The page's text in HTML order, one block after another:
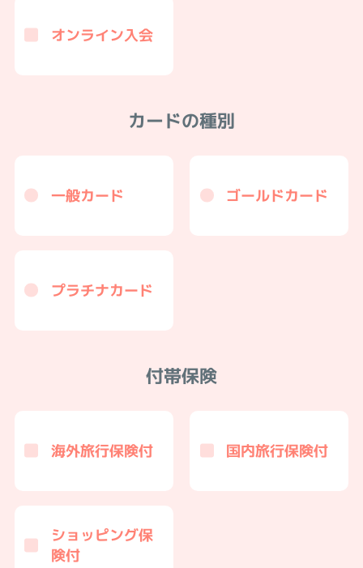
オンライン入会
カードの種別
一般カード ゴールドカード
プラチナカード
付帯保険
海外旅行保険付 国内旅行保険付
ショッピング保
険付